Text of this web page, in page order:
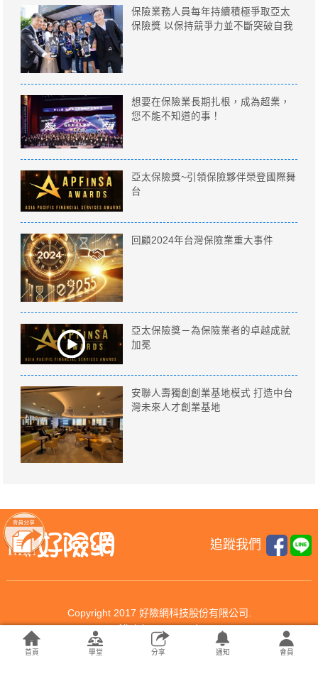
保險業務人員每年持續積極爭取亞太
保險獎 以保持競爭力並不斷突破自我
想要在保險業長期扎根，成為超業，
您不能不知道的事！
亞太保險獎~引領保險夥伴榮登國際舞
台
回顧2024年台灣保險業重大事件
亞太保險獎－為保險業者的卓越成就
加冕
安聯人壽獨創創業基地模式 打造中台
灣未來人才創業基地
追蹤我們
Copyright 2017 好險網科技股份有限公司.
All rights reserved.